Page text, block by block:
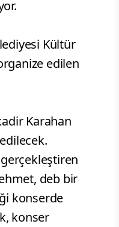
Kültür
edilen
Karahan
deb bir
konserde
konser